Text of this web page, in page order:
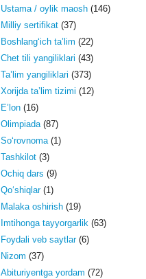
Ustama / oylik maosh(146)
Milliy sertifikat(37)
Boshlang‘ich ta’lim (22)
Chet tili yangiliklari (43)
Ta’lim yangiliklari (373)
Xorijda ta’lim tizimi (12)
E’lon(16)
Olimpiada(87)
So‘rovnoma(1)
Tashkilot(3)
Ochiq dars (9)
Qo‘shiqlar(1)
Malaka oshirish(19)
Imtihonga tayyorgarlik(63)
Foydali veb saytlar(6)
Nizom (37)
Abituriyentga yordam (72)